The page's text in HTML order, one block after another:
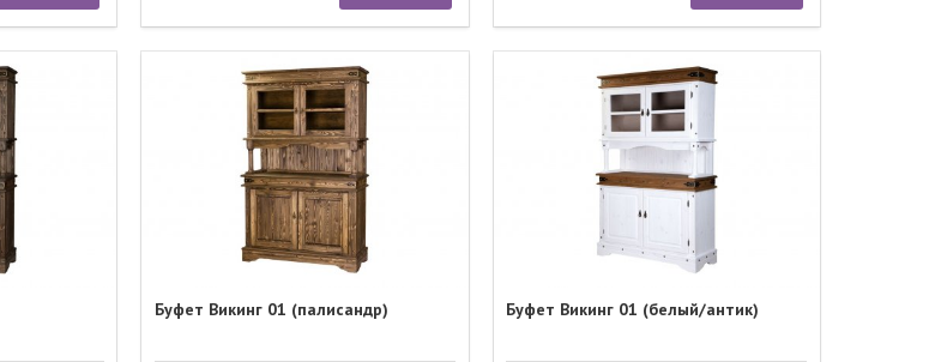
Буфет Викинг 01 (палисандр) Буфет Викинг 01 (белый/антик)